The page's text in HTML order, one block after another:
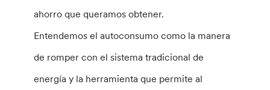
ahorro que queramos obtener.
Entendemos el autoconsumo como la manera
de romper con el sistema tradicional de
energía y la herramienta que permite al